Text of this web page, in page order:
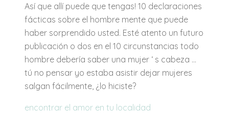
Así que allí puede que tengas! 10 declaraciones
fácticas sobre el hombre mente que puede
haber sorprendido usted. Esté atento un futuro
publicación o dos en el 10 circunstancias todo
hombre debería saber una mujer ‘ s cabeza …
tú no pensar yo estaba asistir dejar mujeres
salgan fácilmente, ¿lo hiciste?
encontrar el amor en tu localidad